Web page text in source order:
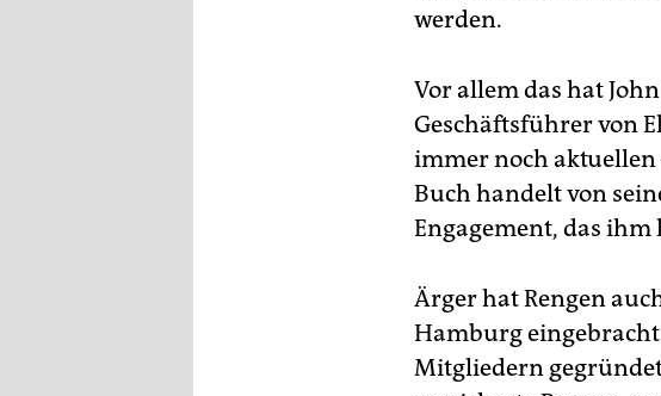
werden.
Vor allem das hat
Geschäftsführer von
immer noch aktuellen
Buch handelt von
Engagement, das
Ärger hat Rengen
Hamburg
Mitgliedern